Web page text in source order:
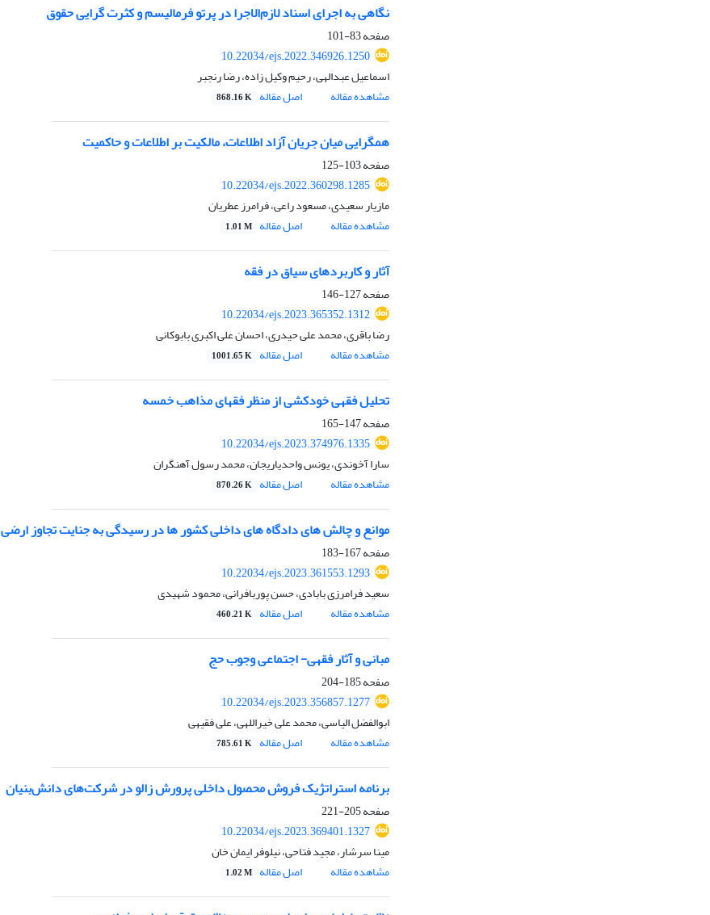
نگاهی به اجرای اسناد لازم‌الاجرا در پرتو فرمالیسم و کثرت گرایی حقوق
صفحه83-101
10.22034/ejs.2022.346926.1250
اسماعیل عبدالهی، رحیم وکیل زاده، رضا رنجبر
مشاهده مقاله
اصل مقاله 868.16 K
همگرایی میان جریان آزاد اطلاعات، مالکیت بر اطلاعات و حاکمیت
صفحه103-125
10.22034/ejs.2022.360298.1285
مازیار سعیدی، مسعود راعی، فرامرز عطریان
مشاهده مقاله
اصل مقاله 1.01 M
آثار و کاربردهای سیاق در فقه
صفحه127-146
10.22034/ejs.2023.365352.1312
رضا باقری، محمد علی حیدری، احسان علی اکبری بابوکانی
مشاهده مقاله
اصل مقاله 1001.65 K
تحلیل فقهی خودکشی از منظر فقهای مذاهب خمسه
صفحه147-165
10.22034/ejs.2023.374976.1335
سارا آخوندی، یونس واحدیاریجان، محمد رسول آهنگران
مشاهده مقاله
اصل مقاله 870.26 K
موانع و چالش های دادگاه های داخلی کشور ها در رسیدگی به جنایت تجاوز ارضی
صفحه167-183
10.22034/ejs.2023.361553.1293
سعید فرامرزی بابادی، حسن پوربافرانی، محمود شهیدی
مشاهده مقاله
اصل مقاله 460.21 K
مبانی و آثار فقهی- اجتماعی وجوب حج
صفحه185-204
10.22034/ejs.2023.356857.1277
ابوالفضل الیاسی، محمد علی خیراللهی، علی فقیهی
مشاهده مقاله
اصل مقاله 785.61 K
برنامه‌ استراتژیک فروش محصول داخلی پرورش زالو در شرکت‌های دانش‌بنیان
صفحه205-221
10.22034/ejs.2023.369401.1327
مینا سرشار، مجید فتاحی، نیلوفر ایمان خان
مشاهده مقاله
اصل مقاله 1.02 M